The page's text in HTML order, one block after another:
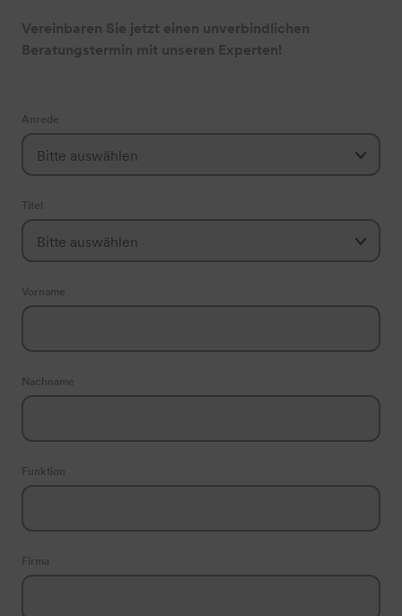
Vereinbaren Sie jetzt einen unverbindlichen
Beratungstermin mit unseren Experten!
Anrede
Titel
Vorname
Nachname
Funktion
Firma